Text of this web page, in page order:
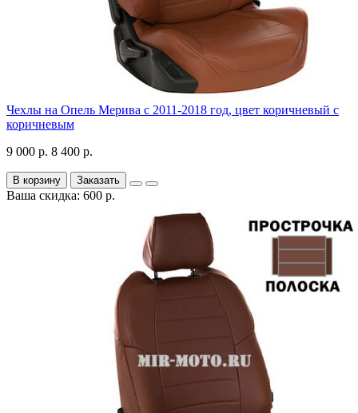
Чехлы на Опель Мерива с 2011-2018 год, цвет коричневый с
коричневым
9 000 р. 8 400 р.
В корзину Заказать
Ваша скидка: 600 р.